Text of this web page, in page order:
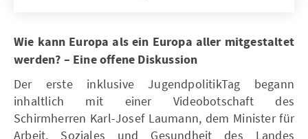
Wie kann Europa als ein Europa aller mitgestaltet
werden? – Eine offene Diskussion
Der erste inklusive JugendpolitikTag begann
inhaltlich mit einer Videobotschaft des
Schirmherren Karl-Josef Laumann, dem Minister für
Arbeit, Soziales und Gesundheit des Landes